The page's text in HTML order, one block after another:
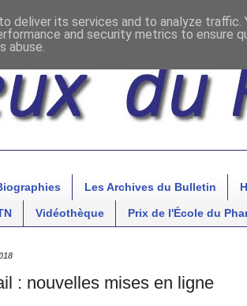
Les Archives du Bulletin
Vidéothèque Prix de l'École du
: nouvelles mises en ligne
deliver its services and to analyze traffic.
and security metrics to ensure
abuse.